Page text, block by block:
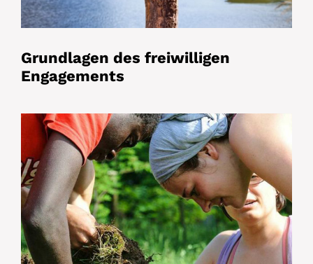
Grundlagen des freiwilligen
Engagements